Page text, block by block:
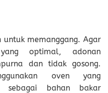
untuk memanggang. Agar
optimal, adonan
dan tidak gosong.
oven yang
sebagai bahan bakar